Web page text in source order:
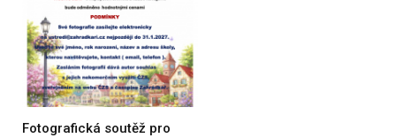
Fotografická soutěž pro